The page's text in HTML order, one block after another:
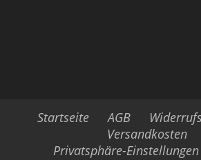
Startseite AGB
Versandkosten
Privatsphäre-